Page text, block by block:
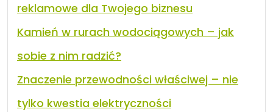
reklamowe dla Twojego biznesu
Kamień w rurach wodociągowych – jak
sobie z nim radzić?
Znaczenie przewodności właściwej – nie
tylko kwestia elektryczności